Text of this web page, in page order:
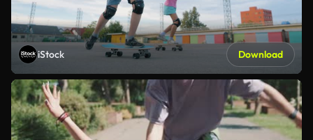
iStock Download